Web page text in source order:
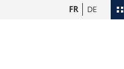
FR DE